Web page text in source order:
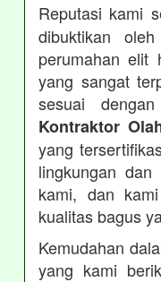
Reputasi kami
dibuktikan
perumahan elit
yang sangat
sesuai
Kontraktor
yang
lingkungan
kami, dan
kualitas bagus
Kemudahan
yang kami